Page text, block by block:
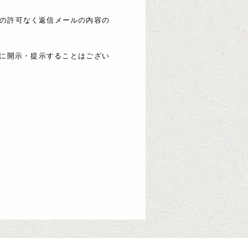
許可なく返信メールの内容の
開示・提示することはござい